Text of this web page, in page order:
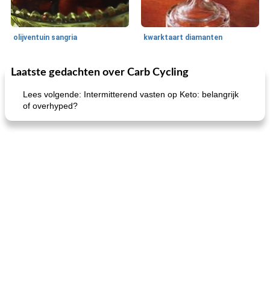
olijventuin sangria kwarktaart diamanten
65min
Feestdagen en evenementen One Dish Meal
Laatste gedachten over Carb Cycling
Lees volgende: Intermitterend vasten op Keto: belangrijk
of overhyped?